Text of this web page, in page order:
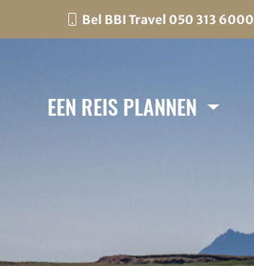
Bel BBI Travel 050 313 6000
EEN REIS PLANNEN